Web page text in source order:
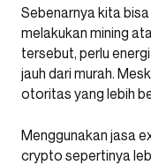
Sebenarnya kita
melakukan mining
tersebut, perlu
jauh dari murah.
otoritas yang lebih
Menggunakan jasa
crypto sepertinya